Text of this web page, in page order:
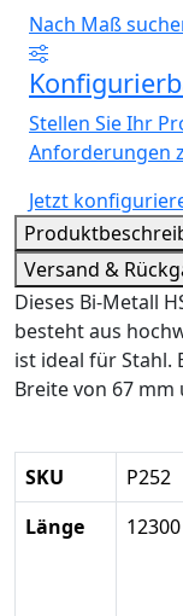
Nach Maß
Stellen Sie Ihr
Anforderungen
Jetzt
Versand &
Dieses Bi-Metall
besteht aus
ist ideal für Stahl.
Breite von 67 mm
SKU P252
Länge
12300